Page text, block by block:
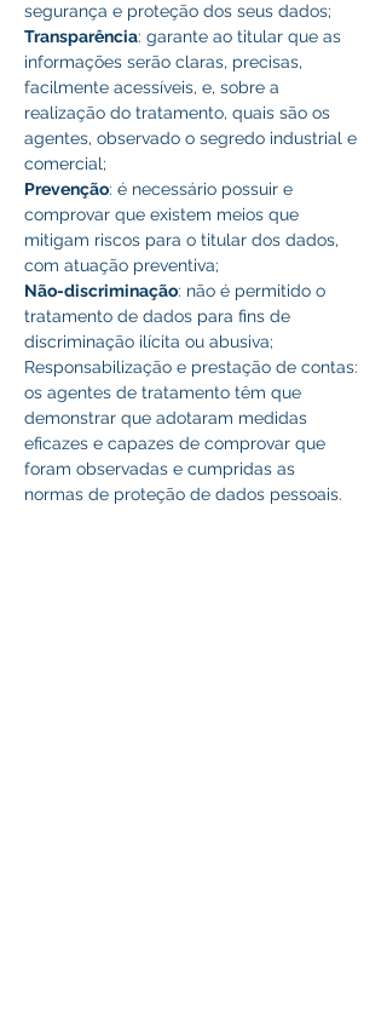
segurança e proteção dos seus dados;
Transparência: garante ao titular que as
informações serão claras, precisas,
facilmente acessíveis, e, sobre a
realização do tratamento, quais são os
agentes, observado o segredo industrial e
comercial;
Prevenção: é necessário possuir e
comprovar que existem meios que
mitigam riscos para o titular dos dados,
com atuação preventiva;
Não-discriminação: não é permitido o
tratamento de dados para fins de
discriminação ilícita ou abusiva;
Responsabilização e prestação de contas:
os agentes de tratamento têm que
demonstrar que adotaram medidas
eficazes e capazes de comprovar que
foram observadas e cumpridas as
normas de proteção de dados pessoais.